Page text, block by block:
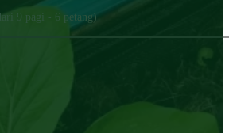
9 pagi - 6 petang)